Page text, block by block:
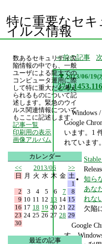
特に重要なセキ
イルス情報
前の記事
▼ 2013/06/19(
Windows
Google
います。1
れています。
知ら
あな
れな
欠陥
Google
す。
数あるセキュリティ欠
陥情報の中でも、一般
ユーザによる龍大での
コンピュータ運用に際
して特に重大だと考え
られるものについて記
述します。緊急のウイ
ルス関連情報について
もここに記述します。
記事一覧
印刷用の表示
画像アルバム
カレンダー
<<
2013/06
>>
日
月 火 水 木 金 土
1
2
3 4 5 6 7
8
9 10 11 12 13 14 15
16 17 18 19 20 21 22
23 24 25 26 27 28 29
30
最近の記事